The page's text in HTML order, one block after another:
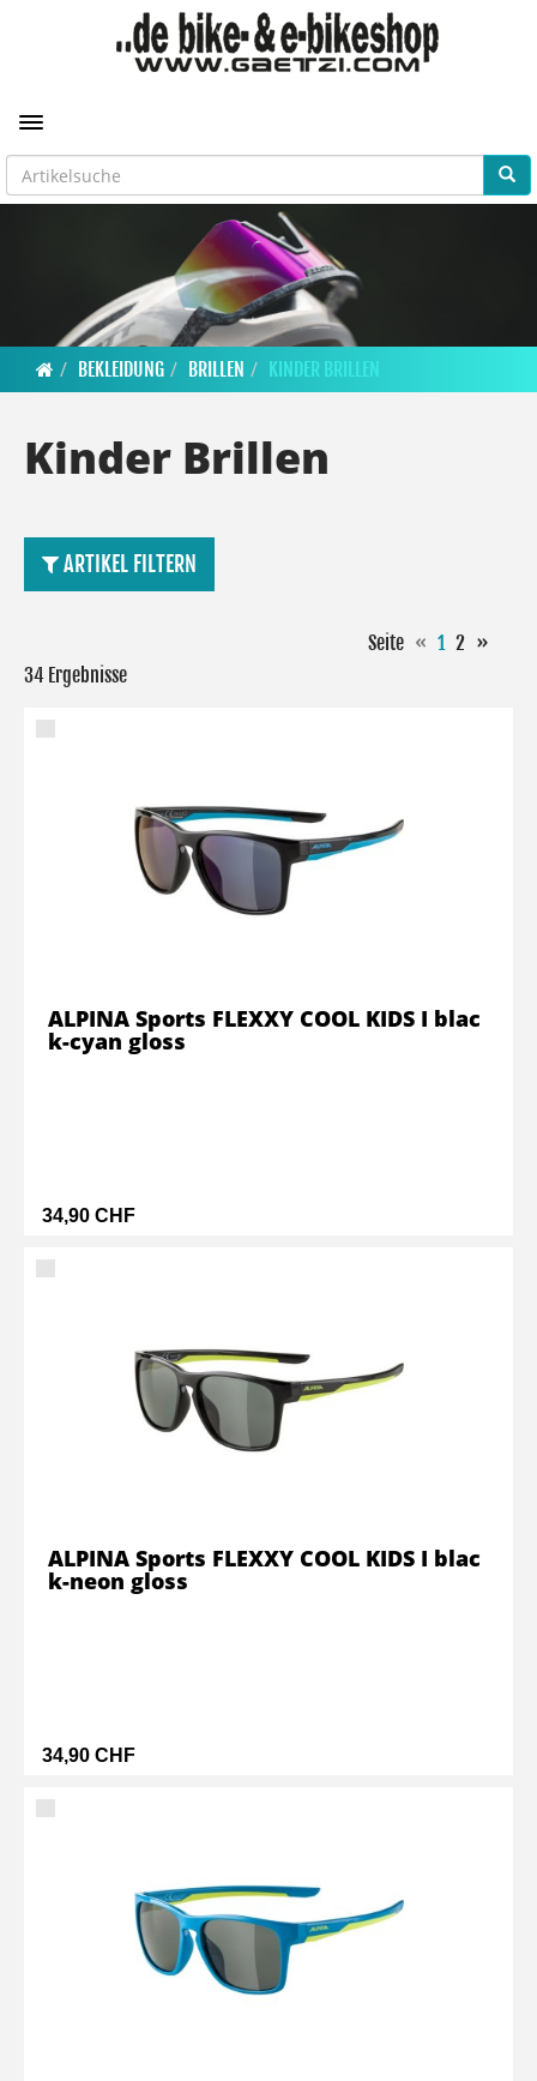
Toggle navigation
BEKLEIDUNG BRILLEN KINDER BRILLEN
Kinder Brillen
ARTIKEL FILTERN
Seite « 1 2 »
34 Ergebnisse
34,90 CHF
ALPINA Sports FLEXXY COOL KIDS I blac
k-cyan gloss
34,90 CHF
ALPINA Sports FLEXXY COOL KIDS I blac
k-neon gloss